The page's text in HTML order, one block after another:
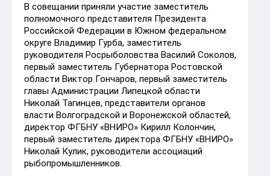
В совещании приняли участие заместитель
полномочного представителя Президента
Российской Федерации в Южном федеральном
округе Владимир Гурба, заместитель
руководителя Росрыболовства Василий Соколов,
первый заместитель Губернатора Ростовской
области Виктор Гончаров, первый заместитель
главы Администрации Липецкой области
Николай Тагинцев, представители органов
власти Волгоградской и Воронежской областей,
директор ФГБНУ «ВНИРО» Кирилл Колончин,
первый заместитель директора ФГБНУ «ВНИРО»
Николай Кулик, руководители ассоциаций
рыбопромышленников.